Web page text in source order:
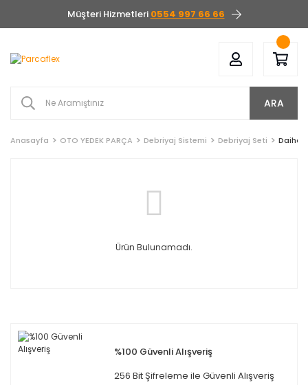
Müşteri Hizmetleri 0554 997 66 66
ARA
Anasayfa OTO YEDEK PARÇA Debriyaj Sistemi Debriyaj Seti
Ürün Bulunamadı.
%100 Güvenli Alışveriş
256 Bit Şifreleme ile Güvenli Alışveriş